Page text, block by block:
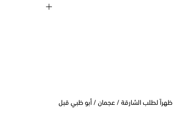
التوصيل في نفس اليوم في دبي اطلب قبل الساعة 2 ظهراً لطلب الشارقة / عجمان / أبو ظبي قبل